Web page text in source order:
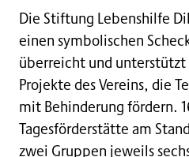
Die Stiftung Lebenshilfe
einen symbolischen
überreicht und
Projekte des Vereins, die
mit Behinderung fördern.
Tagesförderstätte am
zwei Gruppen jeweils